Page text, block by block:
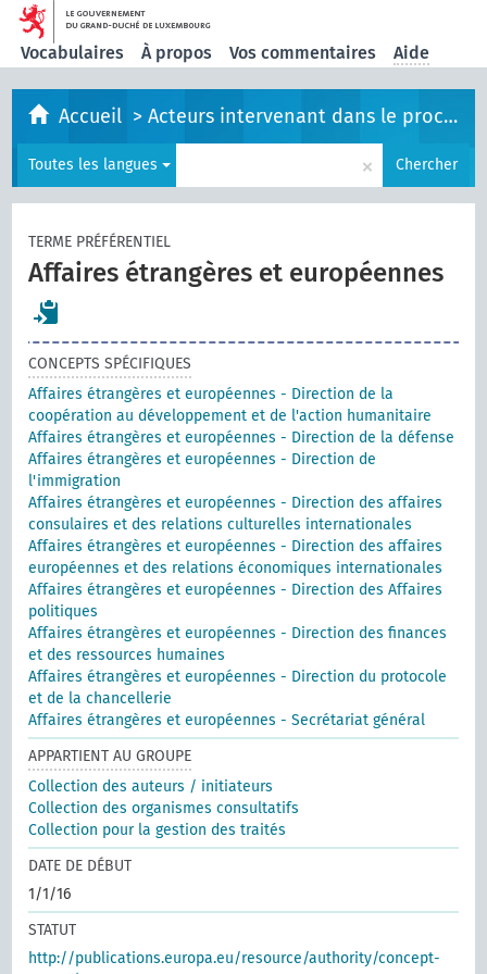
Vocabulaires À propos Vos commentaires Aide
Accueil >Acteurs intervenant dans le processus législatif
Toutes les langues × Chercher
TERME PRÉFÉRENTIEL
Affaires étrangères et européennes
CONCEPTS SPÉCIFIQUES
Affaires étrangères et européennes - Direction de la
coopération au développement et de l'action humanitaire
Affaires étrangères et européennes - Direction de la défense
Affaires étrangères et européennes - Direction de
l'immigration
Affaires étrangères et européennes - Direction des affaires
consulaires et des relations culturelles internationales
Affaires étrangères et européennes - Direction des affaires
européennes et des relations économiques internationales
Affaires étrangères et européennes - Direction des Affaires
politiques
Affaires étrangères et européennes - Direction des finances
et des ressources humaines
Affaires étrangères et européennes - Direction du protocole
et de la chancellerie
Affaires étrangères et européennes - Secrétariat général
APPARTIENT AU GROUPE
Collection des auteurs / initiateurs
Collection des organismes consultatifs
Collection pour la gestion des traités
DATE DE DÉBUT
1/1/16
STATUT
http://publications.europa.eu/resource/authority/concept-